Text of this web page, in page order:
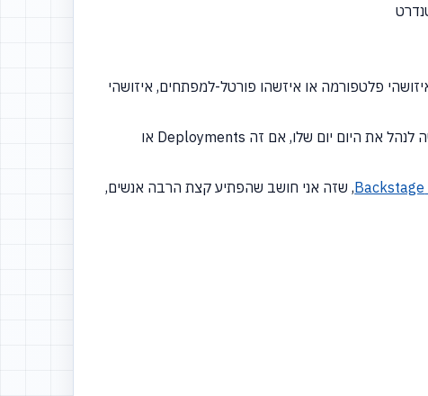
פלטפורמה או איזשהו פורטל-למפתחים, איזושהי
ודרך האתר - אתר אינטרנט פנימי, שכמובן שיש לו, ככה, הרבה דברים מאחור - ודרך האתר הזה הוא יכול למעשה לנהל את היום יום שלו, אם זה Deployments או
, שזה אני חושב שהפתיע קצת הרבה אנשים,